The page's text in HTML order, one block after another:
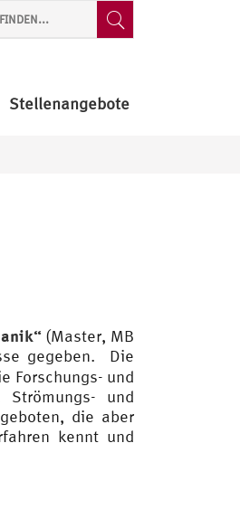
Stellenangebote
(Master, MB
gegeben. Die
Forschungs- und
Strömungs- und
die aber
kennt und